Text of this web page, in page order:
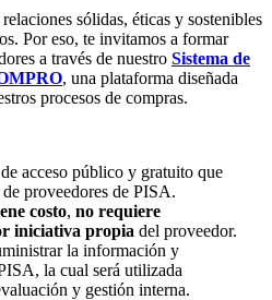
sólidas, éticas y sostenibles
Por eso, te invitamos a formar
a través de nuestro Sistema de
, una plataforma diseñada
procesos de compras.
acceso público y gratuito que
proveedores de PISA.
costo, no requiere
iniciativa propia del proveedor.
la información y
la cual será utilizada
y gestión interna.